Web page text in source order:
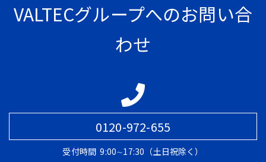
VALTECグループへのお問い合
わせ
0120-972-655
受付時間 9:00∼17:30（土日祝除く）